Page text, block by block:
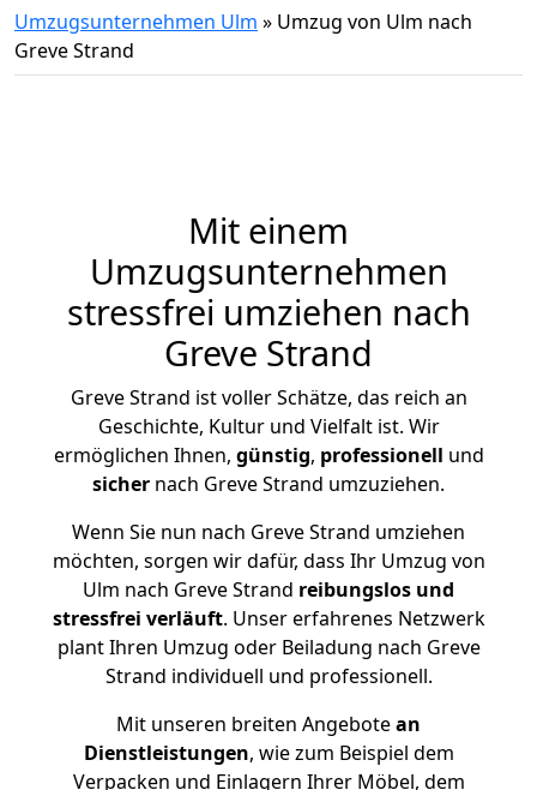
Umzugsunternehmen Ulm » Umzug von Ulm nach
Greve Strand
Mit einem
Umzugsunternehmen
stressfrei umziehen nach
Greve Strand
Greve Strand ist voller Schätze, das reich an
Geschichte, Kultur und Vielfalt ist. Wir
ermöglichen Ihnen, günstig, professionell und
sicher nach Greve Strand umzuziehen.
Wenn Sie nun nach Greve Strand umziehen
möchten, sorgen wir dafür, dass Ihr Umzug von
Ulm nach Greve Strand reibungslos und
stressfrei verläuft. Unser erfahrenes Netzwerk
plant Ihren Umzug oder Beiladung nach Greve
Strand individuell und professionell.
Mit unseren breiten Angebotean
Dienstleistungen, wie zum Beispiel dem
Verpacken und Einlagern Ihrer Möbel, dem